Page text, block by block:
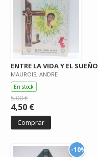
ENTRE LA VIDA Y EL SUEÑO
MAUROIS, ANDRE
En stock
5,00 €
4,50 €
Comprar
-10%